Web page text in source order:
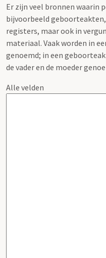
Er zijn veel bronnen waarin
bijvoorbeeld
registers, maar ook in
materiaal. Vaak worden in
genoemd; in een
de vader en de moeder
Alle velden